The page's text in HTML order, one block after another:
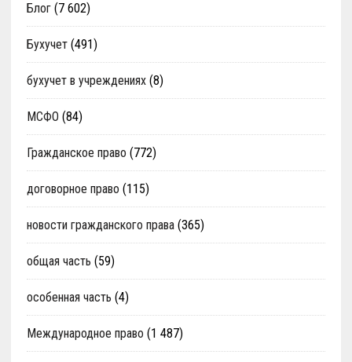
Блог(7 602)
Бухучет(491)
бухучет в учреждениях(8)
МСФО (84)
Гражданское право (772)
договорное право (115)
новости гражданского права(365)
общая часть (59)
особенная часть (4)
Международное право (1 487)